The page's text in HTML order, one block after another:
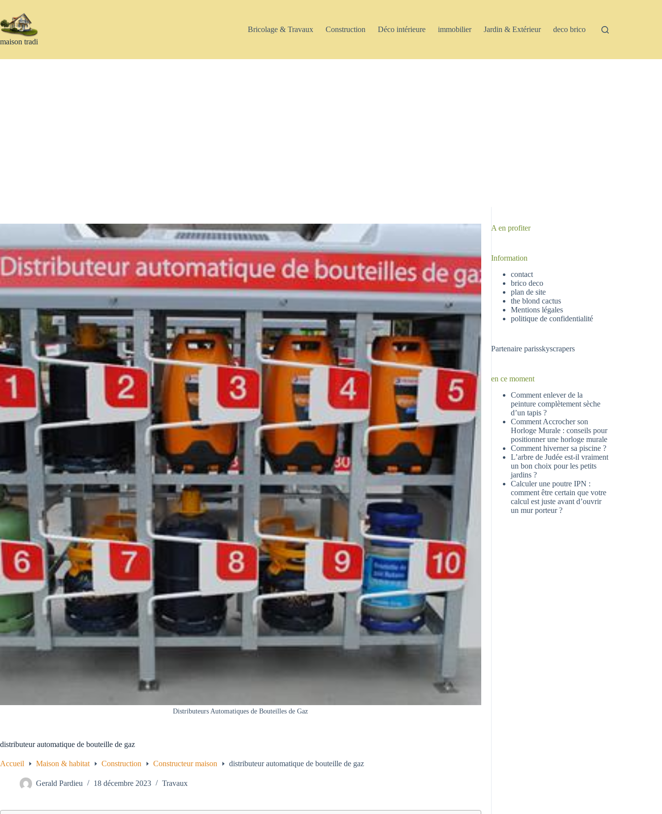
contenu
maison tradi
Bricolage & Travaux Construction Déco intérieure immobilier Jardin & Extérieur deco brico
Distributeurs Automatiques de Bouteilles de Gaz
distributeur automatique de bouteille de gaz
Accueil Maison & habitat Construction Constructeur maison distributeur automatique de bouteille de gaz
Gerald Pardieu 18 décembre 2023 Travaux
A en profiter
Information
contact
brico deco
plan de site
the blond cactus
Mentions légales
politique de confidentialité
Partenaireparisskyscrapers
en ce moment
Comment enlever de la
peinture complètement sèche
d’un tapis ?
Comment Accrocher son
Horloge Murale : conseils pour
positionner une horloge murale
Comment hiverner sa piscine ?
L’arbre de Judée est-il vraiment
un bon choix pour les petits
jardins ?
Calculer une poutre IPN :
comment être certain que votre
calcul est juste avant d’ouvrir
un mur porteur ?